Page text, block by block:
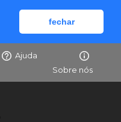
fechar
Ajuda
Sobre nós